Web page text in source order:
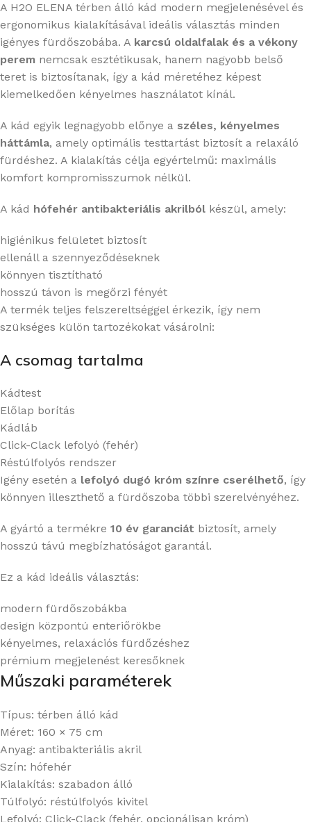
A H2O ELENA térben álló kád modern megjelenésével és
ergonomikus kialakításával ideális választás minden
igényes fürdőszobába. A karcsú oldalfalak és a vékony
perem nemcsak esztétikusak, hanem nagyobb belső
teret is biztosítanak, így a kád méretéhez képest
kiemelkedően kényelmes használatot kínál.
A kád egyik legnagyobb előnye a széles, kényelmes
háttámla, amely optimális testtartást biztosít a relaxáló
fürdéshez. A kialakítás célja egyértelmű: maximális
komfort kompromisszumok nélkül.
A kád hófehér antibakteriális akrilból készül, amely:
higiénikus felületet biztosít
ellenáll a szennyeződéseknek
könnyen tisztítható
hosszú távon is megőrzi fényét
A termék teljes felszereltséggel érkezik, így nem
szükséges külön tartozékokat vásárolni:
A csomag tartalma
Kádtest
Előlap borítás
Kádláb
Click-Clack lefolyó (fehér)
Réstúlfolyós rendszer
Igény esetén a lefolyó dugó króm színre cserélhető, így
könnyen illeszthető a fürdőszoba többi szerelvényéhez.
A gyártó a termékre 10 év garanciát biztosít, amely
hosszú távú megbízhatóságot garantál.
Ez a kád ideális választás:
modern fürdőszobákba
design központú enteriőrökbe
kényelmes, relaxációs fürdőzéshez
prémium megjelenést keresőknek
Műszaki paraméterek
Típus: térben álló kád
Méret: 160 × 75 cm
Anyag: antibakteriális akril
Szín: hófehér
Kialakítás: szabadon álló
Túlfolyó: réstúlfolyós kivitel
Lefolyó: Click-Clack (fehér, opcionálisan króm)